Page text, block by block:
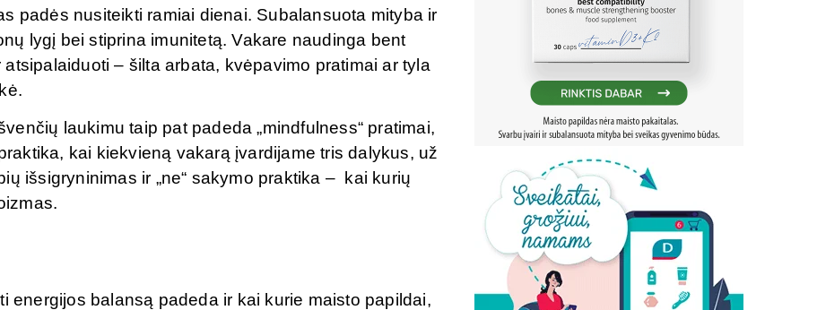
padės nusiteikti ramiai dienai. Subalansuota mityba ir
lygį bei stiprina imunitetą. Vakare naudinga bent
– šilta arbata, kvėpavimo pratimai ar tyla
laukimu taip pat padeda „mindfulness“ pratimai,
kai kiekvieną vakarą įvardijame tris dalykus, už
išsigryninimas ir „ne“ sakymo praktika – kai kurių
energijos balansą padeda ir kai kurie maisto papildai,